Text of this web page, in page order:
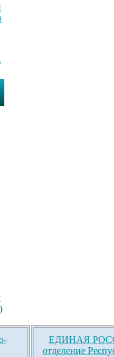
ЕДИНАЯ
отделение